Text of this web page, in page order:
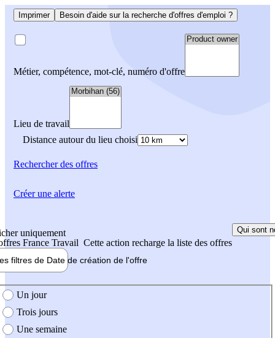
Imprimer Besoin d'aide sur la recherche d'offres d'emploi ?
Métier, compétence, mot-clé, numéro d'offre
Lieu de travail
Distance autour du lieu choisi
Rechercherdes offres
uniquement
France Travail Cette action recharge la liste des offres
Qui sont
filtres de Date de création de l'offre
création de l'offre
Un jour
Trois jours
Une semaine
Créer une alerte